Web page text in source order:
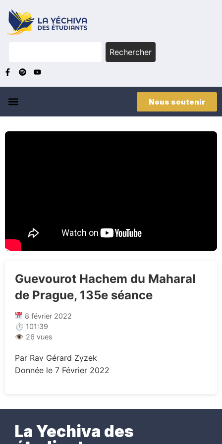
Rechercher
Nous soutenir
Guevourot Hachem du Maharal
de Prague, 135e séance
8 février 2022
⏱ 101:39
👁 26 vues
Par Rav Gérard Zyzek
Donnée le 7 Février 2022
La Yechiva des